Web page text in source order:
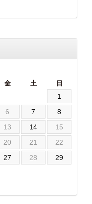
金 土 日
1
6 7
8
13 14
15
20 21
22
27 28
29